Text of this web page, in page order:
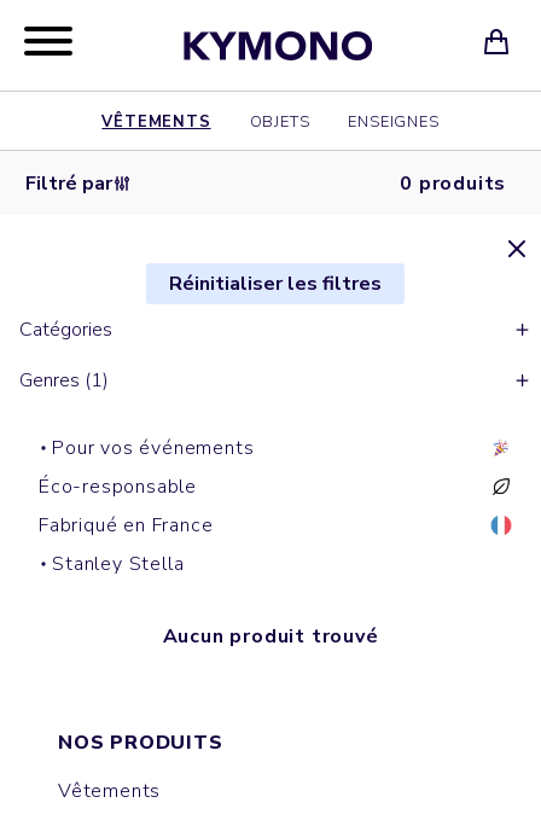
VÊTEMENTS OBJETS ENSEIGNES
Filtré par 0 produits
Réinitialiser les filtres
Catégories
Genres (1)
Pour vos événements
Éco-responsable
Fabriqué en France
Stanley Stella
Aucun produit trouvé
NOS PRODUITS
Vêtements